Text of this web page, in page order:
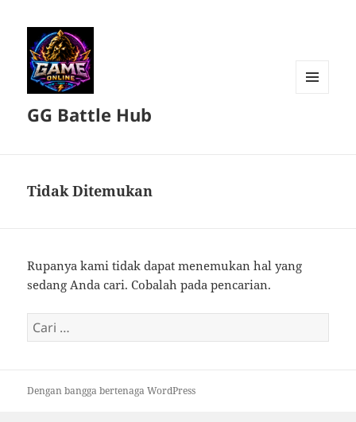
GG Battle Hub
Tidak Ditemukan
Rupanya kami tidak dapat menemukan hal yang
sedang Anda cari. Cobalah pada pencarian.
Cari
untuk:
Dengan bangga bertenaga WordPress